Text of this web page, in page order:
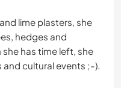
lime plasters, she
hedges and
has time left, she
cultural events ;-).